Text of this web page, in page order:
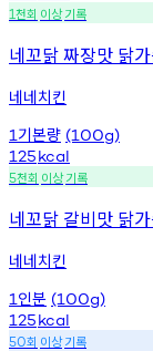
1천회 이상기록
네꼬닭 짜장맛 닭
네네치킨
1 기본량 (100g)
125kcal
5천회 이상기록
네꼬닭 갈비맛 닭
네네치킨
1 인분 (100g)
125kcal
50회 이상기록